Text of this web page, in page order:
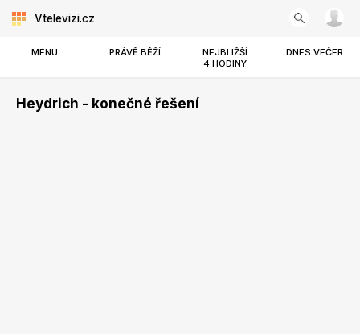
Vtelevizi.cz
MENU PRÁVĚ BĚŽÍ
NEJBLIŽŠÍ
4 HODINY
DNES VEČER
Heydrich - konečné řešení